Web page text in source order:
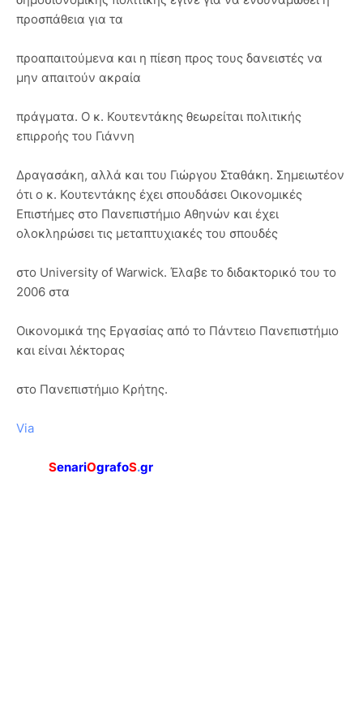
προσπάθεια για τα
προαπαιτούμενα και η πίεση προς τους δανειστές να
μην απαιτούν ακραία
πράγματα. Ο κ. Κουτεντάκης θεωρείται πολιτικής
επιρροής του Γιάννη
Δραγασάκη, αλλά και του Γιώργου Σταθάκη. Σημειωτέον
ότι ο κ. Κουτεντάκης έχει σπουδάσει Οικονομικές
Επιστήμες στο Πανεπιστήμιο Αθηνών και έχει
ολοκληρώσει τις μεταπτυχιακές του σπουδές
στο University of Warwick. Έλαβε το διδακτορικό του το
2006 στα
Οικονομικά της Εργασίας από το Πάντειο Πανεπιστήμιο
και είναι λέκτορας
στο Πανεπιστήμιο Κρήτης.
Via
SenariOgrafoS.gr